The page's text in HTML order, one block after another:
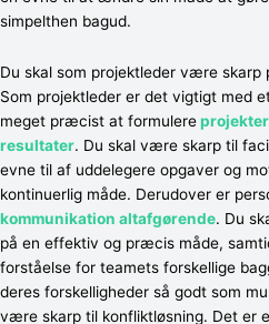
simpelthen bagud.
Du skal som projektleder være skarp
Som projektleder er det vigtigt med
meget præcist at formulere
resultater. Du skal være skarp til
evne til af uddelegere opgaver og
kontinuerlig måde. Derudover er
kommunikation altafgørende. Du
på en effektiv og præcis måde,
forståelse for teamets forskellige
deres forskelligheder så godt som
være skarp til konfliktløsning. Det er